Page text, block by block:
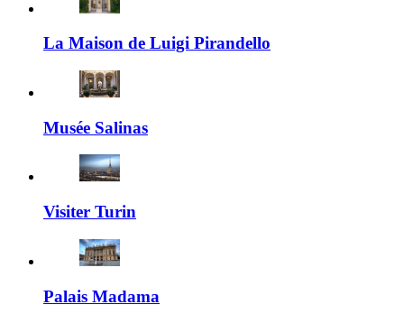
La Maison de Luigi Pirandello
Musée Salinas
Visiter Turin
Palais Madama